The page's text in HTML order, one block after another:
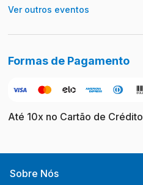
Ver outros eventos
Formas de Pagamento
Até 10x no Cartão de Crédito
Sobre Nós